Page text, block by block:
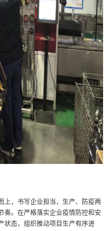
上，书写企业担当，生产、防疫两
奏。在严格落实企业疫情防控和安
状态，组织推动项目生产有序进